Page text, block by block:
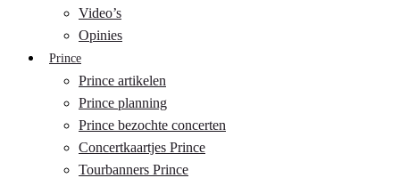
Video’s
Opinies
Prince
Prince artikelen
Prince planning
Prince bezochte concerten
Concertkaartjes Prince
Tourbanners Prince